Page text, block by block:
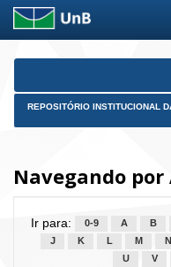
Skip
REPOSITÓRIO INSTITUCIONAL
Navegando
Ir para: 0-9 A B
J
K L M N
U
V